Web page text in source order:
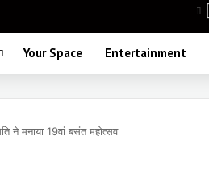
Your Space Entertainment
ने मनाया 19वां बसंत महोत्सव